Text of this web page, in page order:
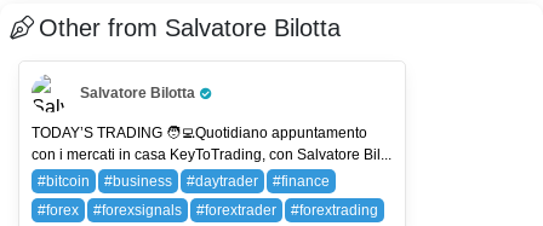
SPX (SP 500)
Other from Salvatore Bilotta
Salvatore Bilotta
Pro Trader
TODAY’S TRADING 🧑‍💻Quotidiano appuntamento
con i mercati in casa KeyToTrading, con Salvatore Bil...
#bitcoin
#business #daytrader
#finance
#forex
#forexsignals #forextrader
#forextrading